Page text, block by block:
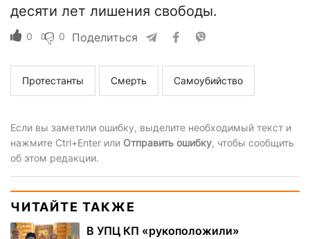
десяти лет лишения свободы.
0 0 Поделиться
Протестанты Смерть Самоубийство
Если вы заметили ошибку, выделите необходимый текст и
нажмите Ctrl+Enter или Отправить ошибку, чтобы сообщить
об этом редакции.
ЧИТАЙТЕ ТАКЖЕ
В УПЦ КП «рукоположили»